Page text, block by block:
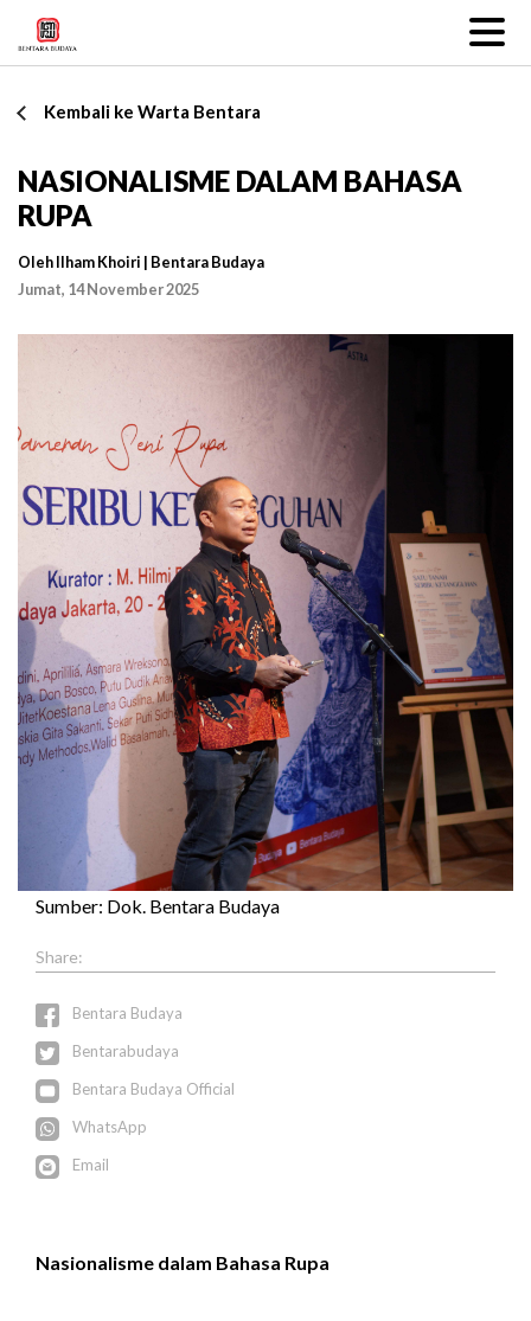
Kembali ke Warta Bentara
NASIONALISME DALAM BAHASA
RUPA
Oleh Ilham Khoiri | Bentara Budaya
Jumat, 14 November 2025
Sumber: Dok. Bentara Budaya
Bentara Budaya
Bentarabudaya
Bentara Budaya Official
WhatsApp
Email
Nasionalisme dalam Bahasa Rupa